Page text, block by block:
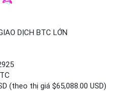
DỊCH BTC LỚN
(theo thị giá $65,088.00 USD)